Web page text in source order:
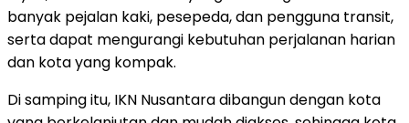
banyak pejalan kaki, pesepeda, dan pengguna transit,
serta dapat mengurangi kebutuhan perjalanan harian
dan kota yang kompak.
Di samping itu, IKN Nusantara dibangun dengan kota